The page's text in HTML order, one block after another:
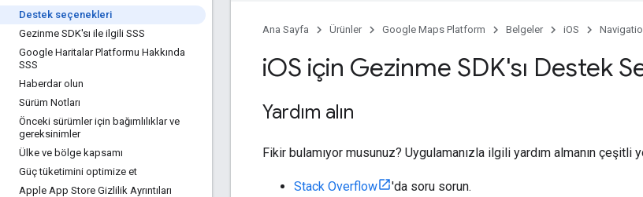
Destek seçenekleri
Gezinme SDK'sı ile ilgili SSS
Google Haritalar Platformu Hakkında
SSS
Haberdar olun
Sürüm Notları
Önceki sürümler için bağımlılıklar ve
gereksinimler
Ülke ve bölge kapsamı
Güç tüketimini optimize et
Apple App Store Gizlilik Ayrıntıları
Ana Sayfa Ürünler Google Maps Platform Belgeler iOS
iOS için Gezinme SDK'sı Destek
Yardım alın
Fikir bulamıyor musunuz? Uygulamanızla ilgili yardım almanın çeşitli
Stack Overflow 'da soru sorun.